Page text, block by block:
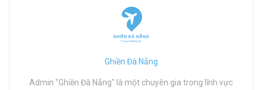
Ghiền Đà Nẵng
Admin "Ghiền Đà Nẵng" là một chuyên gia trong lĩnh vực